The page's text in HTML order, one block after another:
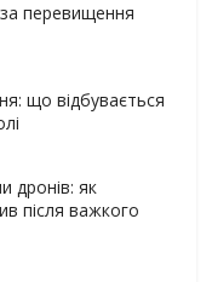
перевищення
що відбувається
дронів: як
після важкого